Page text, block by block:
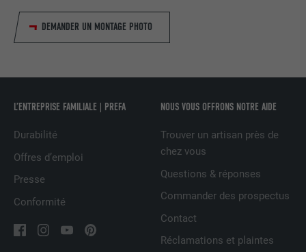
DEMANDER UN MONTAGE PHOTO
L’ENTREPRISE FAMILIALE | PREFA
Durabilité
Offres d’emploi
Presse
Conformité
NOUS VOUS OFFRONS NOTRE AIDE
Trouver un artisan près de
chez vous
Questions & réponses
Commander des prospectus
Contact
Réclamations et plaintes
NOM UserMatchHistory
plusieurs sites Internet afin d'afficher de
la publicité adaptée aux préférences de